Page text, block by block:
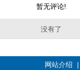
暂无评论!
没有了
网站介绍